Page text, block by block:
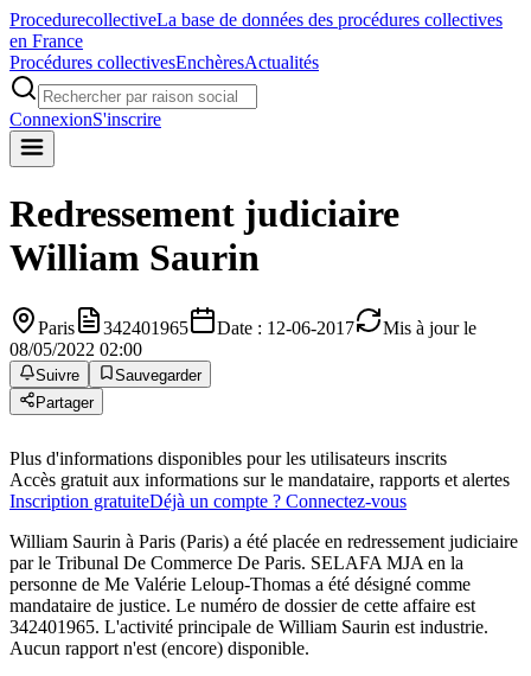
ProcedurecollectiveLa base de données des procédures collectives
en France
Procédures collectivesEnchèresActualités
ConnexionS'inscrire
Redressement judiciaire
William Saurin
Paris 342401965 Date : 12-06-2017
Mis à jour le
08/05/2022 02:00
Suivre
Sauvegarder
Partager
Plus d'informations disponibles pour les utilisateurs inscrits
Accès gratuit aux informations sur le mandataire, rapports et alertes
Inscription gratuiteDéjà un compte ? Connectez-vous
William Saurin à Paris (Paris) a été placée en redressement judiciaire
par le Tribunal De Commerce De Paris. SELAFA MJA en la
personne de Me Valérie Leloup-Thomas a été désigné comme
mandataire de justice. Le numéro de dossier de cette affaire est
342401965. L'activité principale de William Saurin est industrie.
Aucun rapport n'est (encore) disponible.